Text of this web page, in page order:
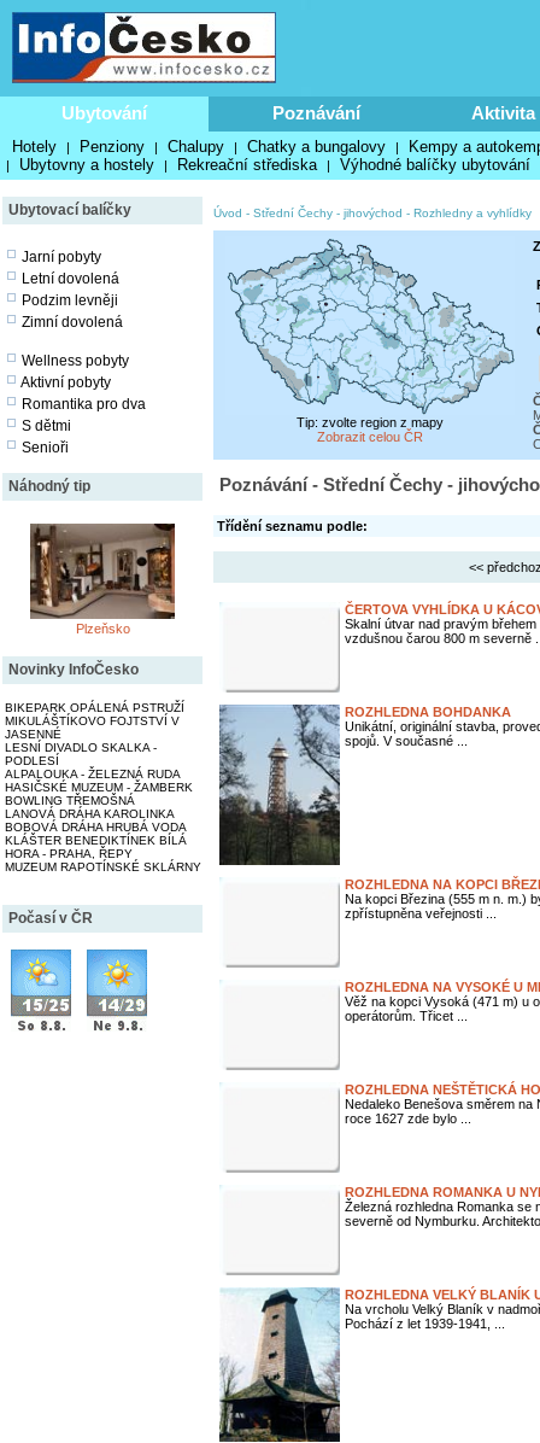
Ubytování Poznávání Aktivita
Hotely | Penziony | Chalupy | Chatky a bungalovy | Kempy a
| Ubytovny a hostely | Rekreační střediska | Výhodné balíčky ubytování
Ubytovací balíčky
Jarní pobyty
Letní dovolená
Podzim levněji
Zimní dovolená
Wellness pobyty
Aktivní pobyty
Romantika pro dva
S dětmi
Senioři
Náhodný tip
Plzeňsko
Novinky InfoČesko
BIKEPARK OPÁLENÁ PSTRUŽÍ
MIKULÁŠTÍKOVO FOJTSTVÍ V
JASENNÉ
LESNÍ DIVADLO SKALKA -
PODLESÍ
ALPALOUKA - ŽELEZNÁ RUDA
HASIČSKÉ MUZEUM - ŽAMBERK
BOWLING TŘEMOŠNÁ
LANOVÁ DRÁHA KAROLINKA
BOBOVÁ DRÁHA HRUBÁ VODA
KLÁŠTER BENEDIKTÍNEK BÍLÁ
HORA - PRAHA, ŘEPY
MUZEUM RAPOTÍNSKÉ SKLÁRNY
Počasí v ČR
Úvod - Střední Čechy - jihovýchod - Rozhledny a vyhlídky
Tip: zvolte region z mapy
Zobrazit celou ČR
Poznávání - Střední Čechy -
Třídění seznamu podle:
<<
ČERTOVA VYHLÍDKA U
Skalní útvar nad pravým
vzdušnou čarou 800 m severně
ROZHLEDNA BOHDANKA
Unikátní, originální stavba,
spojů. V současné ...
ROZHLEDNA NA KOPCI
Na kopci Březina (555 m n. m.)
zpřístupněna veřejnosti ...
ROZHLEDNA NA VYSOKÉ U
Věž na kopci Vysoká (471 m) u
operátorům. Třicet ...
ROZHLEDNA NEŠTĚTICKÁ
Nedaleko Benešova směrem
roce 1627 zde bylo ...
ROZHLEDNA ROMANKA U
Železná rozhledna Romanka
severně od Nymburku.
ROZHLEDNA VELKÝ BLANÍK
Na vrcholu Velký Blaník v
Pochází z let 1939-1941, ...